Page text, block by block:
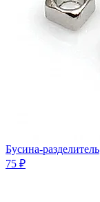
Бусина-разделитель
75 ₽